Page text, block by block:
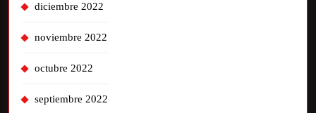
diciembre 2022
noviembre 2022
octubre 2022
septiembre 2022